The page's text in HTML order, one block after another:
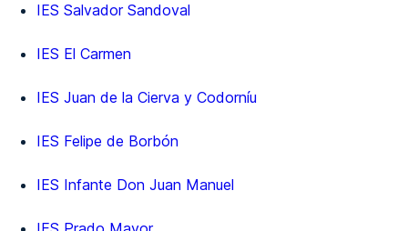
IES Salvador Sandoval
IES El Carmen
IES Juan de la Cierva y Codorníu
IES Felipe de Borbón
IES Infante Don Juan Manuel